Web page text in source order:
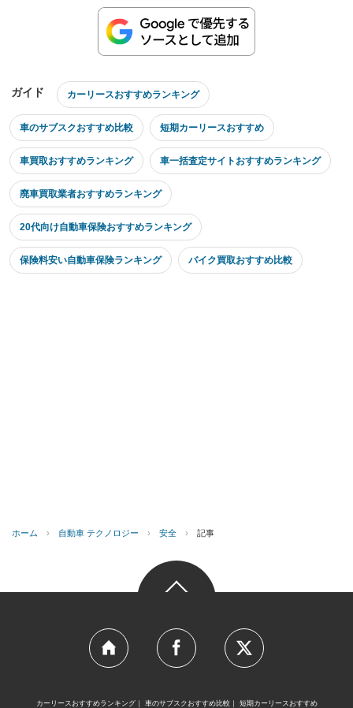
ガイド カーリースおすすめランキング
車のサブスクおすすめ比較 短期カーリースおすすめ
車買取おすすめランキング 車一括査定サイトおすすめランキング
廃車買取業者おすすめランキング
20代向け自動車保険おすすめランキング
保険料安い自動車保険ランキング バイク買取おすすめ比較
ホーム › 自動車 テクノロジー › 安全 › 記事
カーリースおすすめランキング 車のサブスクおすすめ比較 短期カーリースおすすめ